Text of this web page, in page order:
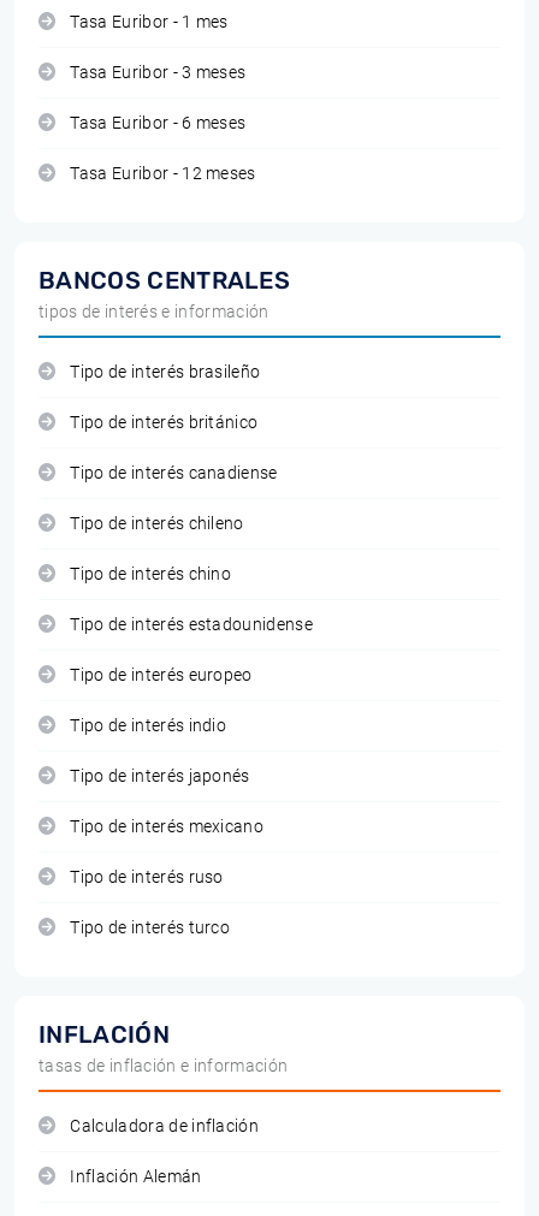
Tasa Euribor - 1 mes
Tasa Euribor - 3 meses
Tasa Euribor - 6 meses
Tasa Euribor - 12 meses
BANCOS CENTRALES
tipos de interés e información
Tipo de interés brasileño
Tipo de interés británico
Tipo de interés canadiense
Tipo de interés chileno
Tipo de interés chino
Tipo de interés estadounidense
Tipo de interés europeo
Tipo de interés indio
Tipo de interés japonés
Tipo de interés mexicano
Tipo de interés ruso
Tipo de interés turco
INFLACIÓN
tasas de inflación e información
Calculadora de inflación
Inflación Alemán